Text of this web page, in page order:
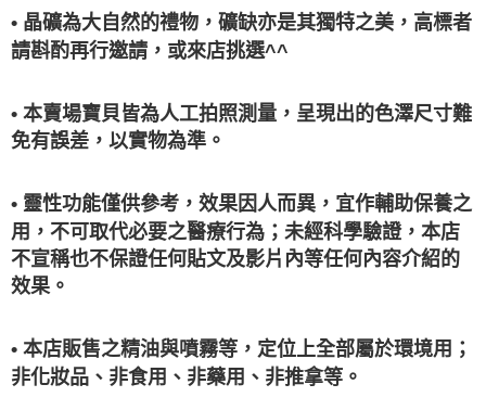
• 晶礦為大自然的禮物，礦缺亦是其獨特之美，高標者
請斟酌再行邀請，或來店挑選^^
• 本賣場寶貝皆為人工拍照測量，呈現出的色澤尺寸難
免有誤差，以實物為準。
• 靈性功能僅供參考，效果因人而異，宜作輔助保養之
用，不可取代必要之醫療行為；未經科學驗證，本店
不宣稱也不保證任何貼文及影片內等任何內容介紹的
效果。
• 本店販售之精油與噴霧等，定位上全部屬於環境用；
非化妝品、非食用、非藥用、非推拿等。